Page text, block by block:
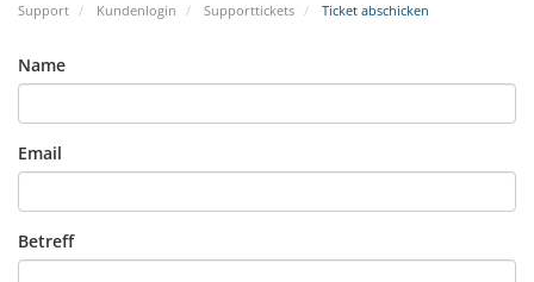
Support Kundenlogin Supporttickets Ticket abschicken
Name
Email
Betreff